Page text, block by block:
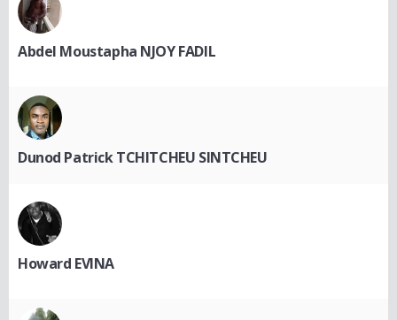
Abdel Moustapha NJOY FADIL
Dunod Patrick TCHITCHEU SINTCHEU
Howard EVINA